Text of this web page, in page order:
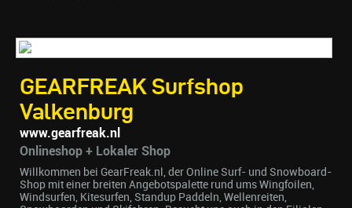
GEARFREAK Surfshop
Valkenburg
www.gearfreak.nl
Onlineshop + Lokaler Shop
Willkommen bei GearFreak.nl, der Online Surf- und Snowboard-
Shop mit einer breiten Angebotspalette rund ums Wingfoilen,
Windsurfen, Kitesurfen, Standup Paddeln, Wellenreiten,